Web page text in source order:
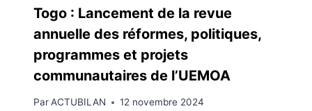
Togo : Lancement de la revue
annuelle des réformes, politiques,
programmes et projets
communautaires de l’UEMOA
ParACTUBILAN 12 novembre 2024